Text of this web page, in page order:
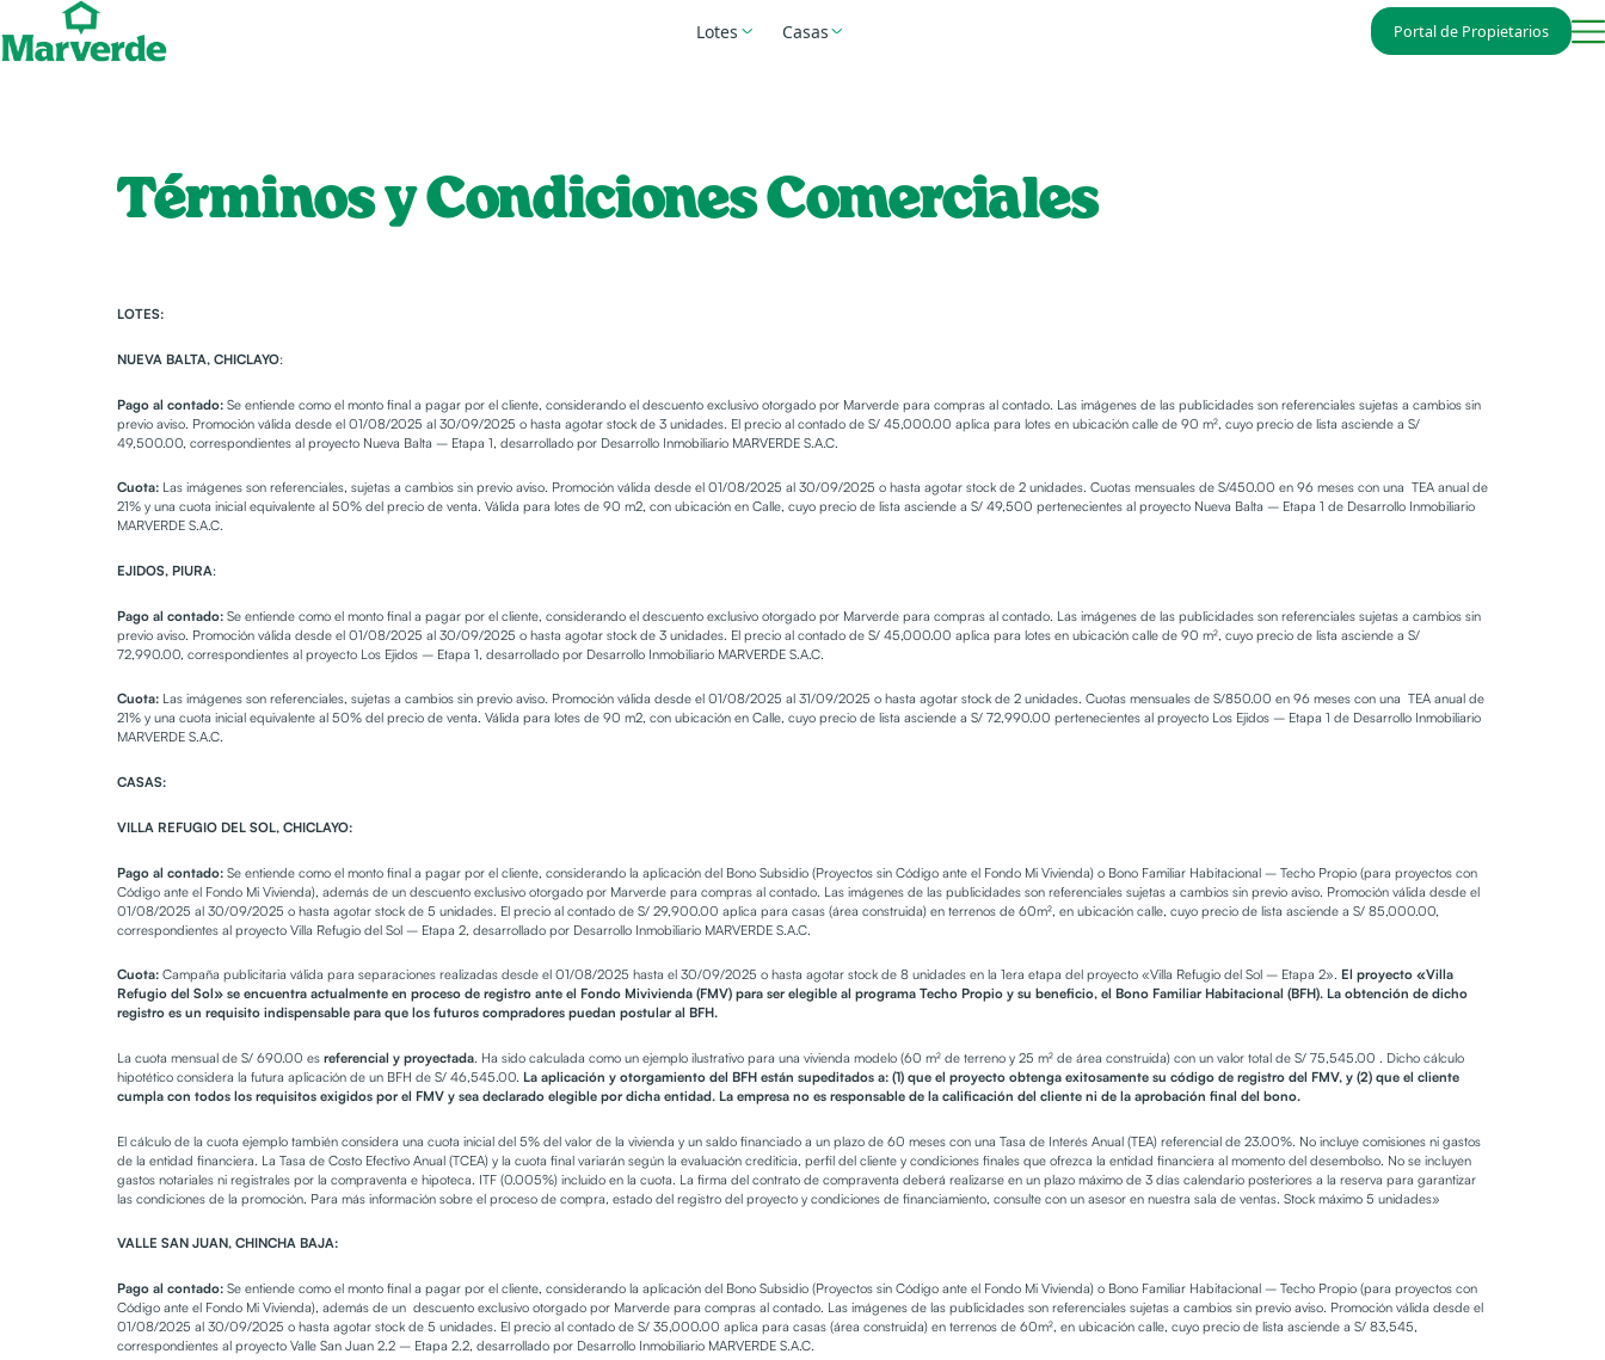
Lotes Casas
Chao
Valle San José
Viru
Portal de Propietarios
Términos y Condiciones Comerciales
LOTES:
NUEVA BALTA, CHICLAYO:
Pago al contado: Se entiende como el monto final a pagar por el cliente, considerando el descuento exclusivo otorgado por Marverde para compras al contado. Las imágenes de las publicidades son referenciales sujetas a cambios sin
previo aviso. Promoción válida desde el 01/08/2025 al 30/09/2025 o hasta agotar stock de 3 unidades. El precio al contado de S/ 45,000.00 aplica para lotes en ubicación calle de 90 m², cuyo precio de lista asciende a S/
49,500.00, correspondientes al proyecto Nueva Balta – Etapa 1, desarrollado por Desarrollo Inmobiliario MARVERDE S.A.C.
Cuota: Las imágenes son referenciales, sujetas a cambios sin previo aviso. Promoción válida desde el 01/08/2025 al 30/09/2025 o hasta agotar stock de 2 unidades. Cuotas mensuales de S/450.00 en 96 meses con una TEA anual de
21% y una cuota inicial equivalente al 50% del precio de venta. Válida para lotes de 90 m2, con ubicación en Calle, cuyo precio de lista asciende a S/ 49,500 pertenecientes al proyecto Nueva Balta – Etapa 1 de Desarrollo Inmobiliario
MARVERDE S.A.C.
EJIDOS, PIURA:
Pago al contado: Se entiende como el monto final a pagar por el cliente, considerando el descuento exclusivo otorgado por Marverde para compras al contado. Las imágenes de las publicidades son referenciales sujetas a cambios sin
previo aviso. Promoción válida desde el 01/08/2025 al 30/09/2025 o hasta agotar stock de 3 unidades. El precio al contado de S/ 45,000.00 aplica para lotes en ubicación calle de 90 m², cuyo precio de lista asciende a S/
72,990.00, correspondientes al proyecto Los Ejidos – Etapa 1, desarrollado por Desarrollo Inmobiliario MARVERDE S.A.C.
Cuota: Las imágenes son referenciales, sujetas a cambios sin previo aviso. Promoción válida desde el 01/08/2025 al 31/09/2025 o hasta agotar stock de 2 unidades. Cuotas mensuales de S/850.00 en 96 meses con una TEA anual de
21% y una cuota inicial equivalente al 50% del precio de venta. Válida para lotes de 90 m2, con ubicación en Calle, cuyo precio de lista asciende a S/ 72,990.00 pertenecientes al proyecto Los Ejidos – Etapa 1 de Desarrollo Inmobiliario
MARVERDE S.A.C.
CASAS:
VILLA REFUGIO DEL SOL, CHICLAYO:
Pago al contado: Se entiende como el monto final a pagar por el cliente, considerando la aplicación del Bono Subsidio (Proyectos sin Código ante el Fondo Mi Vivienda) o Bono Familiar Habitacional – Techo Propio (para proyectos con
Código ante el Fondo Mi Vivienda), además de un descuento exclusivo otorgado por Marverde para compras al contado. Las imágenes de las publicidades son referenciales sujetas a cambios sin previo aviso. Promoción válida desde el
01/08/2025 al 30/09/2025 o hasta agotar stock de 5 unidades. El precio al contado de S/ 29,900.00 aplica para casas (área construida) en terrenos de 60m², en ubicación calle, cuyo precio de lista asciende a S/ 85,000.00,
correspondientes al proyecto Villa Refugio del Sol – Etapa 2, desarrollado por Desarrollo Inmobiliario MARVERDE S.A.C.
Cuota: Campaña publicitaria válida para separaciones realizadas desde el 01/08/2025 hasta el 30/09/2025 o hasta agotar stock de 8 unidades en la 1era etapa del proyecto «Villa Refugio del Sol – Etapa 2». El proyecto «Villa
Refugio del Sol» se encuentra actualmente en proceso de registro ante el Fondo Mivivienda (FMV) para ser elegible al programa Techo Propio y su beneficio, el Bono Familiar Habitacional (BFH). La obtención de dicho
registro es un requisito indispensable para que los futuros compradores puedan postular al BFH.
La cuota mensual de S/ 690.00 es referencial y proyectada. Ha sido calculada como un ejemplo ilustrativo para una vivienda modelo (60 m² de terreno y 25 m² de área construida) con un valor total de S/ 75,545.00 . Dicho cálculo
hipotético considera la futura aplicación de un BFH de S/ 46,545.00. La aplicación y otorgamiento del BFH están supeditados a: (1) que el proyecto obtenga exitosamente su código de registro del FMV, y (2) que el cliente
cumpla con todos los requisitos exigidos por el FMV y sea declarado elegible por dicha entidad. La empresa no es responsable de la calificación del cliente ni de la aprobación final del bono.
El cálculo de la cuota ejemplo también considera una cuota inicial del 5% del valor de la vivienda y un saldo financiado a un plazo de 60 meses con una Tasa de Interés Anual (TEA) referencial de 23.00%. No incluye comisiones ni gastos
de la entidad financiera. La Tasa de Costo Efectivo Anual (TCEA) y la cuota final variarán según la evaluación crediticia, perfil del cliente y condiciones finales que ofrezca la entidad financiera al momento del desembolso. No se incluyen
gastos notariales ni registrales por la compraventa e hipoteca. ITF (0.005%) incluido en la cuota. La firma del contrato de compraventa deberá realizarse en un plazo máximo de 3 días calendario posteriores a la reserva para garantizar
las condiciones de la promoción. Para más información sobre el proceso de compra, estado del registro del proyecto y condiciones de financiamiento, consulte con un asesor en nuestra sala de ventas. Stock máximo 5 unidades»
VALLE SAN JUAN, CHINCHA BAJA:
Pago al contado: Se entiende como el monto final a pagar por el cliente, considerando la aplicación del Bono Subsidio (Proyectos sin Código ante el Fondo Mi Vivienda) o Bono Familiar Habitacional – Techo Propio (para proyectos con
Código ante el Fondo Mi Vivienda), además de un descuento exclusivo otorgado por Marverde para compras al contado. Las imágenes de las publicidades son referenciales sujetas a cambios sin previo aviso. Promoción válida desde el
01/08/2025 al 30/09/2025 o hasta agotar stock de 5 unidades. El precio al contado de S/ 35,000.00 aplica para casas (área construida) en terrenos de 60m², en ubicación calle, cuyo precio de lista asciende a S/ 83,545,
correspondientes al proyecto Valle San Juan 2.2 – Etapa 2.2, desarrollado por Desarrollo Inmobiliario MARVERDE S.A.C.